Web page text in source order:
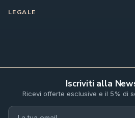
LEGALE
Iscriviti alla
Ricevi offerte esclusive e il 5% di